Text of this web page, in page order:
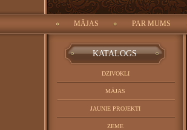
MĀJAS PAR MUMS
ID: Meklēt: Objekta tips:
KATALOGS
DZIVOKLI
MĀJAS
JAUNIE PROJEKTI
ZEME